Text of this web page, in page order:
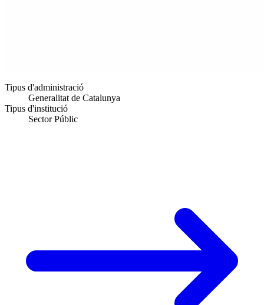
Tipus d'administració
Generalitat de Catalunya
Tipus d'institució
Sector Públic